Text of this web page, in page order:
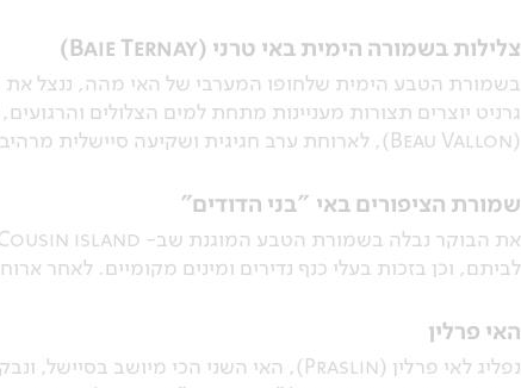
צלילות בשמורה הימית באי טרני (Baie Ternay)
בשמורת הטבע הימית שלחופו המערבי של האי מהה, ננצל את
גרניט יוצרים תצורות מעניינות מתחת למים הצלולים
(Beau Vallon), לארוחת ערב חגיגית ושקיעה סיישלית מרהיבה.
שמורת הציפורים באי "בני הדודים"
לביתם, וכן בזכות בעלי כנף נדירים ומינים מקומיים. לאחר
האי פרלין